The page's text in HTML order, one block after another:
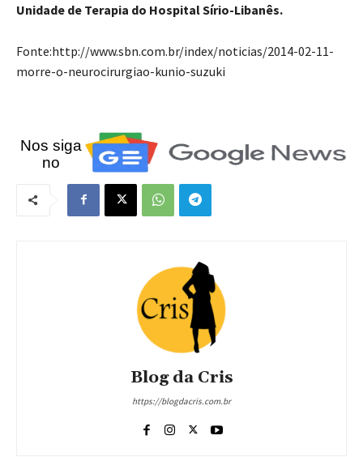
Unidade de Terapia do Hospital Sírio-Libanês.
Fonte:http://www.sbn.com.br/index/noticias/2014-02-11-
morre-o-neurocirurgiao-kunio-suzuki
Nos siga
no
Blog da Cris
https://blogdacris.com.br